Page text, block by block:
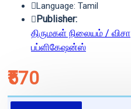
₹570
Language: Tamil
Publisher:
திருமகள் நிலையம் / விசா
பப்ளிகேஷன்ஸ்
புத்தகம் 3 - 7 நாட்களில் அனுப்பி